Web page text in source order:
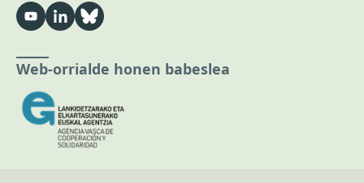
Web-orrialde honen babeslea